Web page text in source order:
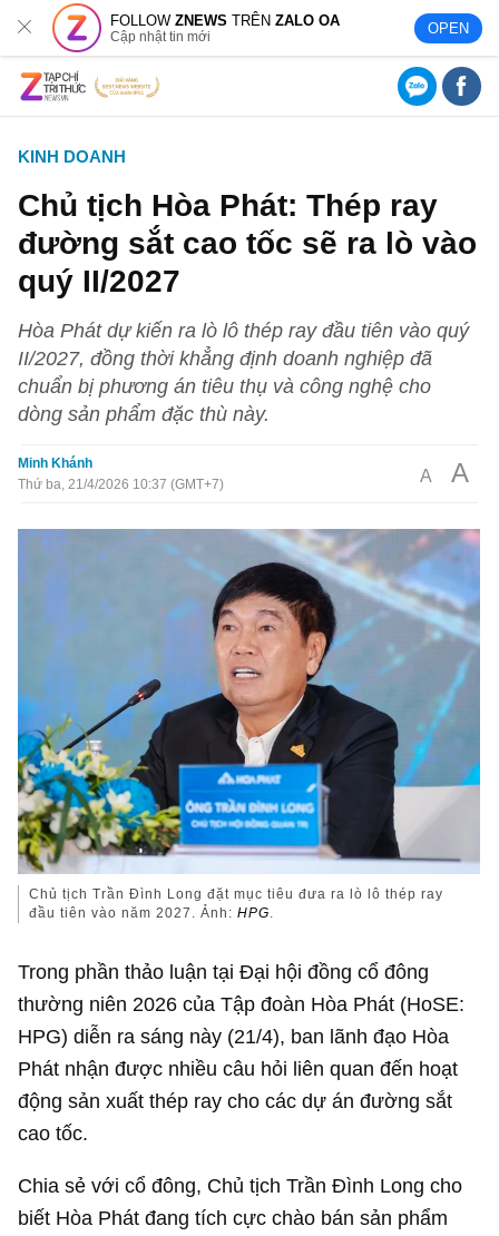
FOLLOWZNEWS TRÊNZALO OA
Cập nhật tin mới OPEN
KINH DOANH
Chủ tịch Hòa Phát: Thép ray
đường sắt cao tốc sẽ ra lò vào
quý II/2027
Hòa Phát dự kiến ra lò lô thép ray đầu tiên vào quý
II/2027, đồng thời khẳng định doanh nghiệp đã
chuẩn bị phương án tiêu thụ và công nghệ cho
dòng sản phẩm đặc thù này.
Minh Khánh
Thứ ba, 21/4/2026 10:37 (GMT+7)
A A
Chủ tịch Trần Đình Long đặt mục tiêu đưa ra lò lô thép ray
đầu tiên vào năm 2027. Ảnh:HPG.
Trong phần thảo luận tại Đại hội đồng cổ đông
thường niên 2026 của Tập đoàn Hòa Phát (HoSE:
HPG) diễn ra sáng này (21/4), ban lãnh đạo Hòa
Phát nhận được nhiều câu hỏi liên quan đến hoạt
động sản xuất thép ray cho các dự án đường sắt
cao tốc.
Chia sẻ với cổ đông, Chủ tịch Trần Đình Long cho
biết Hòa Phát đang tích cực chào bán sản phẩm